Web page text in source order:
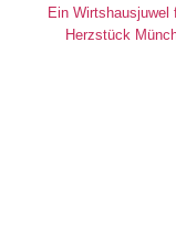
Ein
Herzstück